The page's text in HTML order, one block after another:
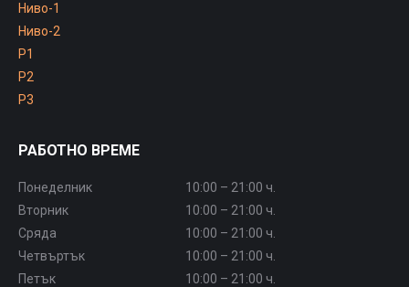
Ниво-1
Ниво-2
P1
P2
P3
РАБОТНО ВРЕМЕ
Понеделник
10:00 – 21:00 ч.
Вторник
10:00 – 21:00 ч.
Сряда
10:00 – 21:00 ч.
Четвъртък
10:00 – 21:00 ч.
Петък
10:00 – 21:00 ч.